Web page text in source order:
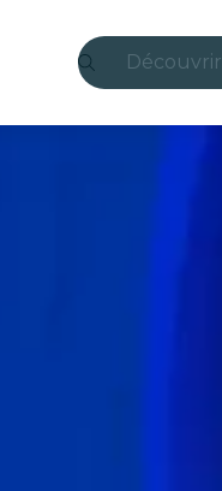
Découvrir